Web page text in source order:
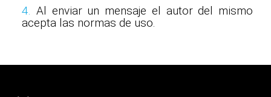
4. Al enviar un mensaje el autor del mismo
acepta las normas de uso.